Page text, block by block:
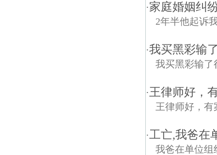
·家庭婚姻纠
2年半他起诉
·我买黑彩输
我买黑彩输了
·王律师好，
王律师好，有
·工亡,我爸在
我爸在单位组